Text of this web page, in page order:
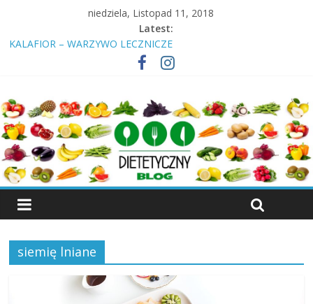
niedziela, Listopad 11, 2018
Latest:
KALAFIOR – WARZYWO LECZNICZE
Insulinooporność? Cukrzyca? Przeczytaj nawet jeśli jesteś
KIEŁKI – WŁAŚCIWOŚCI, RODZAJE KIEŁKÓW
WIŚNIA – OWOC, KTÓRY LECZY
siemię lniane